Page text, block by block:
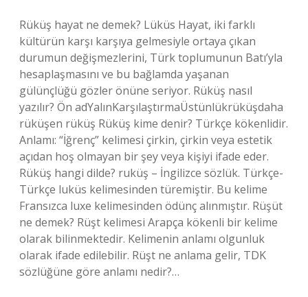
Rüküş hayat ne demek? Lüküs Hayat, iki farklı
kültürün karşı karşıya gelmesiyle ortaya çıkan
durumun değişmezlerini, Türk toplumunun Batı’yla
hesaplaşmasını ve bu bağlamda yaşanan
gülünçlüğü gözler önüne seriyor. Rüküş nasıl
yazılır? Ön adYalınKarşılaştırmaÜstünlükrüküşdaha
rüküşen rüküş Rüküş kime denir? Türkçe kökenlidir.
Anlamı: “İğrenç” kelimesi çirkin, çirkin veya estetik
açıdan hoş olmayan bir şey veya kişiyi ifade eder.
Rüküş hangi dilde? ruküş – İngilizce sözlük. Türkçe-
Türkçe luküs kelimesinden türemiştir. Bu kelime
Fransızca luxe kelimesinden ödünç alınmıştır. Rüşüt
ne demek? Rüşt kelimesi Arapça kökenli bir kelime
olarak bilinmektedir. Kelimenin anlamı olgunluk
olarak ifade edilebilir. Rüşt ne anlama gelir, TDK
sözlüğüne göre anlamı nedir?…